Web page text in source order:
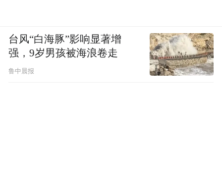
台风“白海豚”影响显著增
强，9岁男孩被海浪卷走
鲁中晨报